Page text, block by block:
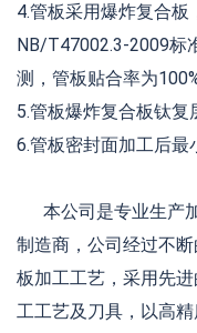
4.管板采用爆炸复合
NB/T47002.3-2009标
测，管板贴合率为
5.管板爆炸复合板钛复
6.管板密封面加工后最
本公司是专业生产
制造商，公司经过不
板加工工艺，采用先
工工艺及刀具，以高